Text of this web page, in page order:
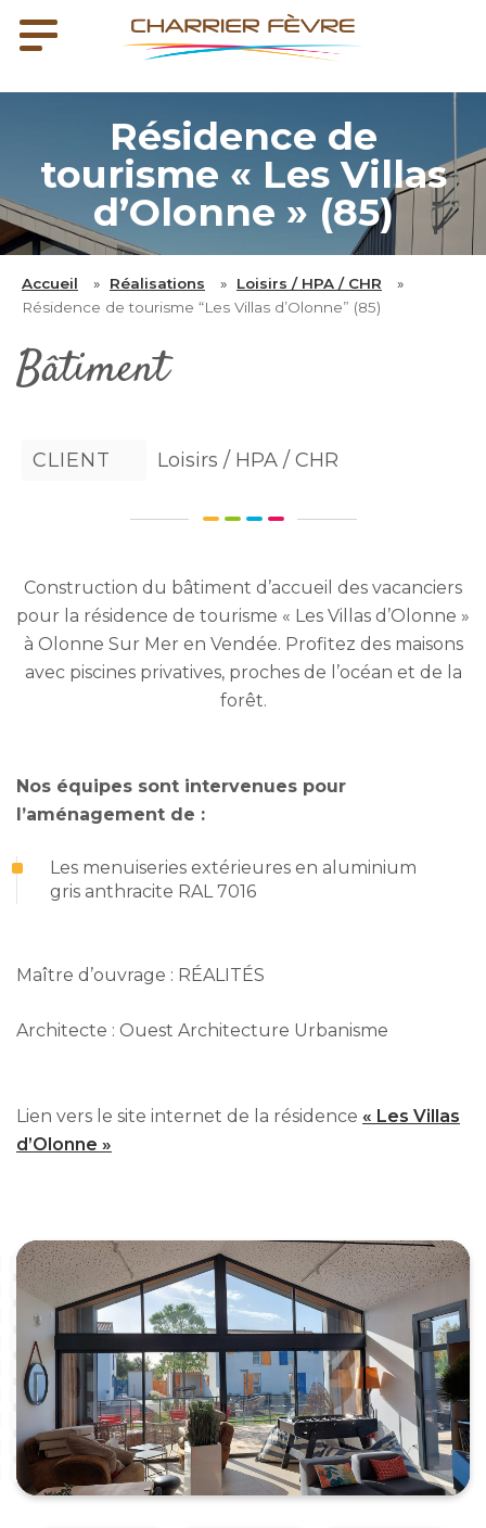
Résidence de
tourisme « Les Villas
d’Olonne » (85)
Accueil » Réalisations » Loisirs / HPA / CHR
»
Résidence de tourisme “Les Villas d’Olonne” (85)
Bâtiment
CLIENT Loisirs / HPA / CHR
Construction du bâtiment d’accueil des vacanciers
pour la résidence de tourisme « Les Villas d’Olonne »
à Olonne Sur Mer en Vendée. Profitez des maisons
avec piscines privatives, proches de l’océan et de la
forêt.
Nos équipes sont intervenues pour
l’aménagement de :
Les menuiseries extérieures en aluminium
gris anthracite RAL 7016
Maître d’ouvrage : RÉALITÉS
Architecte : Ouest Architecture Urbanisme
Lien vers le site internet de la résidence « Les Villas
d’Olonne »